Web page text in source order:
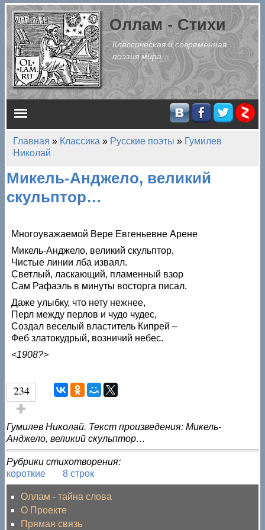
Перейти к основному содержанию
Оллам - Стихи
Классическая и современная
поэзия мира
Главное меню
Вы здесь
Главная » Классика » Русские поэты » Гумилев
Николай
Микель-Анджело, великий
скульптор…
Многоуважаемой Вере Евгеньевне Арене
Микель-Анджело, великий скульптор,
Чистые линии лба изваял.
Светлый, ласкающий, пламенный взор
Сам Рафаэль в минуты восторга писал.
Даже улыбку, что нету нежнее,
Перл между перлов и чудо чудес,
Создал веселый властитель Кипрей –
Феб златокудрый, возничий небес.
<1908?>
234
Голос за!
Гумилев Николай. Текст произведения: Микель-
Анджело, великий скульптор…
Рубрики стихотворения:
короткие
8 строк
Оллам - тайна слова
О Проекте
Прямая связь